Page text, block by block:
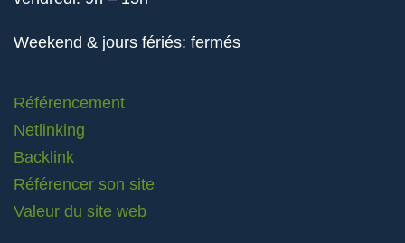
Weekend & jours fériés: fermés
Référencement
Netlinking
Backlink
Référencer son site
Valeur du site web